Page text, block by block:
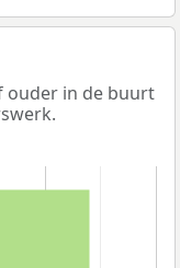
ouder in de buurt